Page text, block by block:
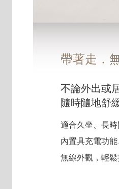
帶著走．
不論外出或
隨時隨地舒
適合久坐、長
內置具充電功
無線外觀，輕